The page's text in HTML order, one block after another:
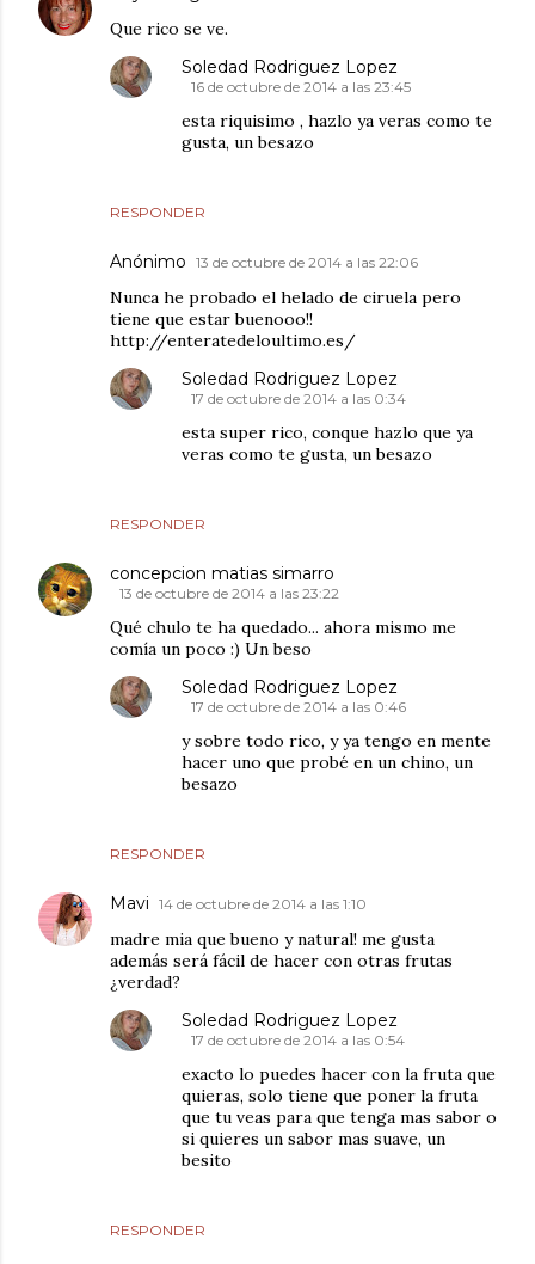
Que rico se ve.
RESPONDER
Soledad Rodriguez Lopez
16 de octubre de 2014 a las 23:45
esta riquisimo , hazlo ya veras como te
gusta, un besazo
Anónimo 13 de octubre de 2014 a las 22:06
Nunca he probado el helado de ciruela pero
tiene que estar buenooo!!
http://enteratedeloultimo.es/
RESPONDER
Soledad Rodriguez Lopez
17 de octubre de 2014 a las 0:34
esta super rico, conque hazlo que ya
veras como te gusta, un besazo
concepcion matias simarro
13 de octubre de 2014 a las 23:22
Qué chulo te ha quedado... ahora mismo me
comía un poco :) Un beso
RESPONDER
Soledad Rodriguez Lopez
17 de octubre de 2014 a las 0:46
y sobre todo rico, y ya tengo en mente
hacer uno que probé en un chino, un
besazo
Mavi 14 de octubre de 2014 a las 1:10
madre mia que bueno y natural! me gusta
además será fácil de hacer con otras frutas
¿verdad?
RESPONDER
Soledad Rodriguez Lopez
17 de octubre de 2014 a las 0:54
exacto lo puedes hacer con la fruta que
quieras, solo tiene que poner la fruta
que tu veas para que tenga mas sabor o
si quieres un sabor mas suave, un
besito